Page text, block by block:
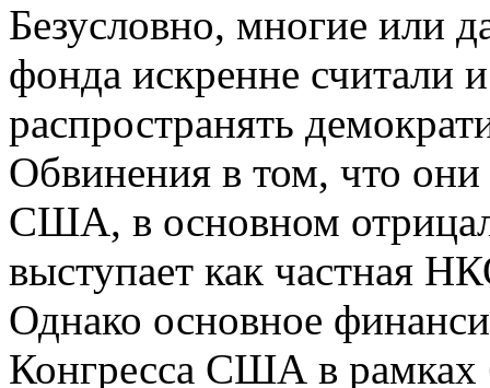
Безусловно, многие или
фонда искренне считали
распространять
Обвинения в том, что они
США, в основном
выступает как частная
Однако основное
Конгресса США в